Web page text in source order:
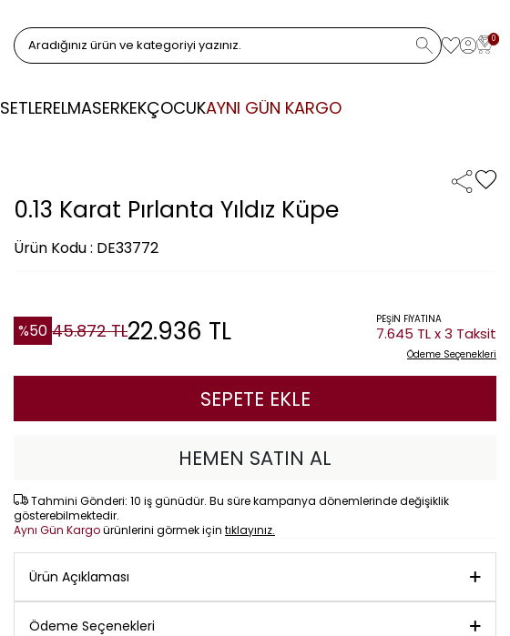
0
SETLERELMASERKEKÇOCUKAYNI GÜN KARGO
0.13 Karat Pırlanta Yıldız Küpe
Ürün Kodu : DE33772
%50 45.872TL22.936 TL PEŞİN FİYATINA
7.645 TL x 3 Taksit
Ödeme Seçenekleri
SEPETE EKLE
HEMEN SATIN AL
Tahmini Gönderi: 10 iş günüdür. Bu süre kampanya dönemlerinde değişiklik
gösterebilmektedir.
Aynı Gün Kargoürünlerini görmek için tıklayınız.
Ürün Açıklaması
Ödeme Seçenekleri